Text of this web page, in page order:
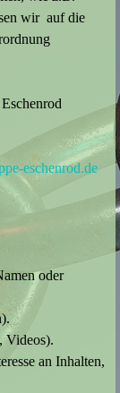
wir auf die
eschenrod.de
oder
Videos).
an Inhalten,